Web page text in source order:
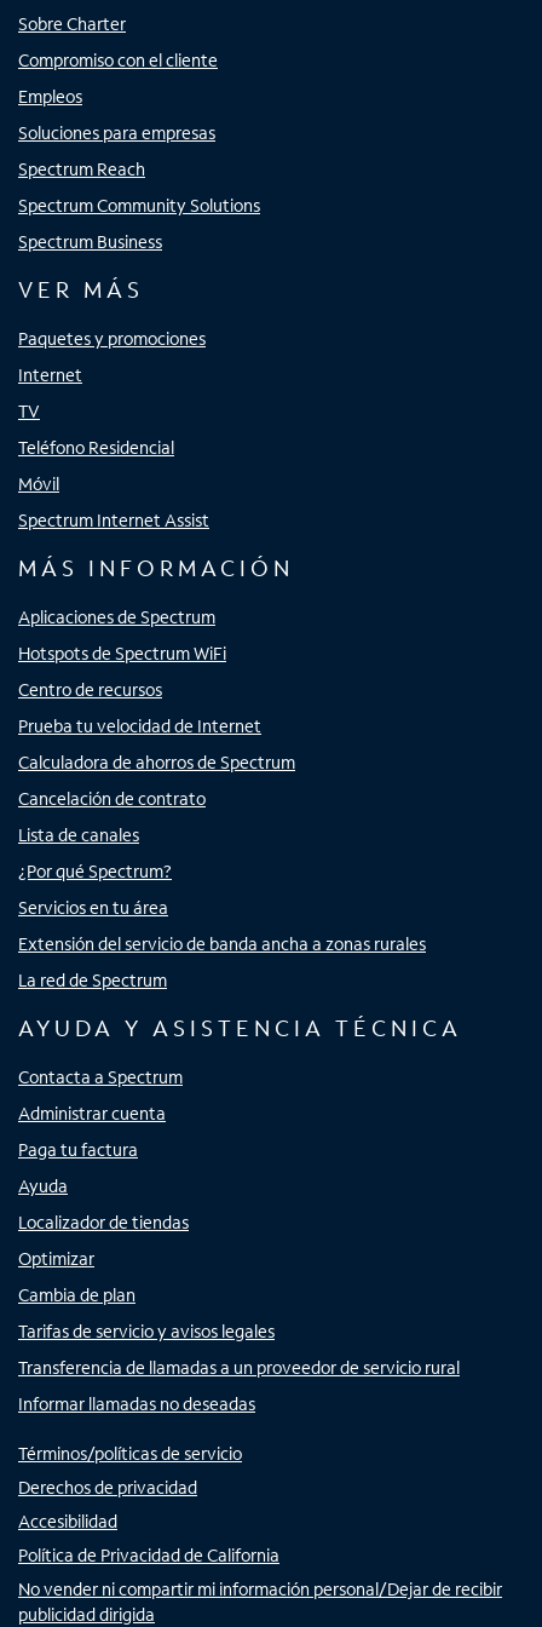
Sobre Charter
Compromiso con el cliente
Empleos
Soluciones para empresas
Spectrum Reach
Spectrum Community Solutions
Spectrum Business
VER MÁS
Paquetes y promociones
Internet
TV
Teléfono Residencial
Móvil
Spectrum Internet Assist
MÁS INFORMACIÓN
Aplicaciones de Spectrum
Hotspots de Spectrum WiFi
Centro de recursos
Prueba tu velocidad de Internet
Calculadora de ahorros de Spectrum
Cancelación de contrato
Lista de canales
¿Por qué Spectrum?
Servicios en tu área
Extensión del servicio de banda ancha a zonas rurales
La red de Spectrum
AYUDA Y ASISTENCIA TÉCNICA
Contacta a Spectrum
Administrar cuenta
Paga tu factura
Ayuda
Localizador de tiendas
Optimizar
Cambia de plan
Tarifas de servicio y avisos legales
Transferencia de llamadas a un proveedor de servicio rural
Informar llamadas no deseadas
Términos/políticas de servicio
Derechos de privacidad
Accesibilidad
Política de Privacidad de California
No vender ni compartir mi información personal/Dejar de recibir
publicidad dirigida